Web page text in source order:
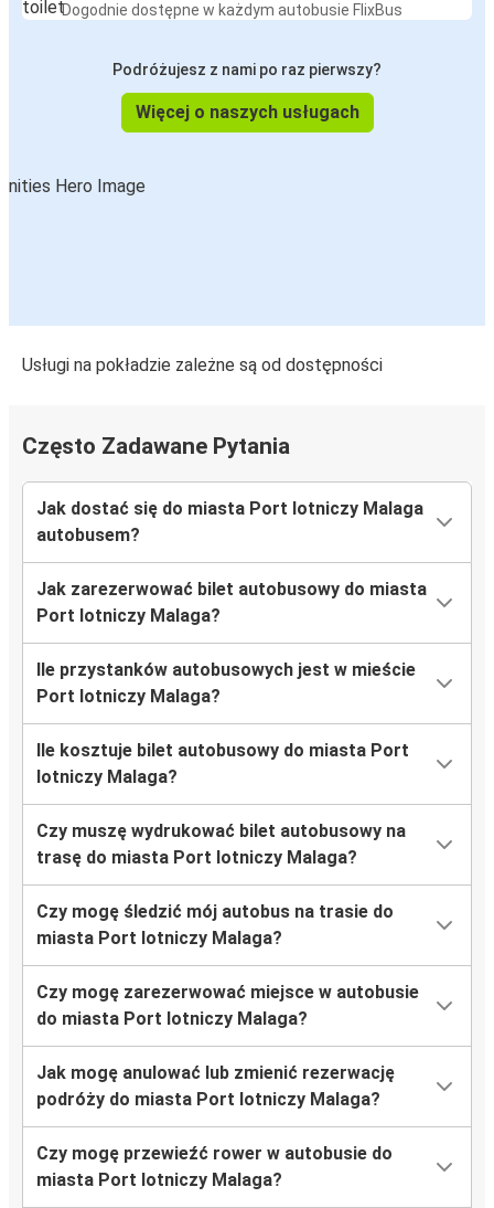
Dogodnie dostępne w każdym autobusie FlixBus
Podróżujesz z nami po raz pierwszy?
Więcej o naszych usługach
Usługi na pokładzie zależne są od dostępności
Często Zadawane Pytania
Jak dostać się do miasta Port lotniczy Malaga
autobusem?
Jak zarezerwować bilet autobusowy do miasta
Port lotniczy Malaga?
Ile przystanków autobusowych jest w mieście
Port lotniczy Malaga?
Ile kosztuje bilet autobusowy do miasta Port
lotniczy Malaga?
Czy muszę wydrukować bilet autobusowy na
trasę do miasta Port lotniczy Malaga?
Czy mogę śledzić mój autobus na trasie do
miasta Port lotniczy Malaga?
Czy mogę zarezerwować miejsce w autobusie
do miasta Port lotniczy Malaga?
Jak mogę anulować lub zmienić rezerwację
podróży do miasta Port lotniczy Malaga?
Czy mogę przewieźć rower w autobusie do
miasta Port lotniczy Malaga?